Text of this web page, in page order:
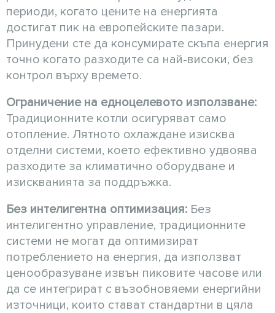
периоди, когато цените на енергията
достигат пик на европейските пазари.
Принудени сте да консумирате скъпа енергия
точно когато разходите са най-високи, без
контрол върху времето.
Ограничение на едноцелевото използване:
Традиционните котли осигуряват само
отопление. Лятното охлаждане изисква
отделни системи, което ефективно удвоява
разходите за климатично оборудване и
изискванията за поддръжка.
Без интелигентна оптимизация: Без
интелигентно управление, традиционните
системи не могат да оптимизират
потреблението на енергия, да използват
ценообразуване извън пиковите часове или
да се интегрират с възобновяеми енергийни
източници, които стават стандартни в цяла